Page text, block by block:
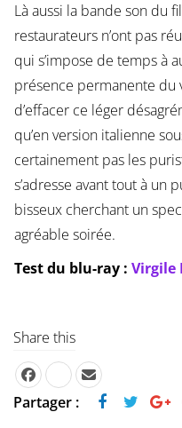
Là aussi la bande son du
restaurateurs n’ont pas
qui s’impose de temps à
présence permanente du
d’effacer ce léger
qu’en version italienne
certainement pas les
s’adresse avant tout à un
bisseux cherchant un
agréable soirée.
Test du blu-ray : Virgile
Share this
Partager :